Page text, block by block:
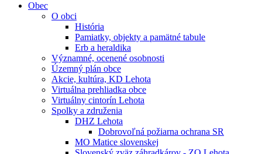
Obec
O obci
História
Pamiatky, objekty a pamätné tabule
Erb a heraldika
Významné, ocenené osobnosti
Územný plán obce
Akcie, kultúra, KD Lehota
Virtuálna prehliadka obce
Virtuálny cintorín Lehota
Spolky a združenia
DHZ Lehota
Dobrovoľná požiarna ochrana SR
MO Matice slovenskej